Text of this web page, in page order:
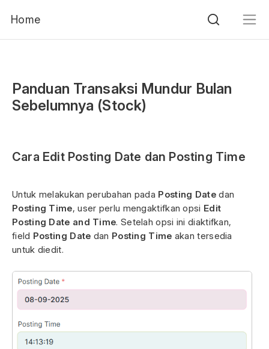
Home
Panduan Transaksi Mundur Bulan
Sebelumnya (Stock)
Cara Edit Posting Date dan Posting Time
Untuk melakukan perubahan pada Posting Datedan
Posting Time, user perlu mengaktifkan opsi Edit
Posting Date and Time. Setelah opsi ini diaktifkan,
field Posting Date dan Posting Time akan tersedia
untuk diedit.